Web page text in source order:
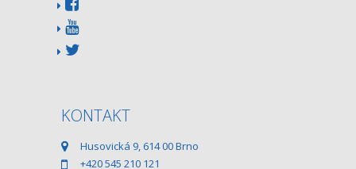
KONTAKT
Husovická 9, 614 00 Brno
+420 545 210 121